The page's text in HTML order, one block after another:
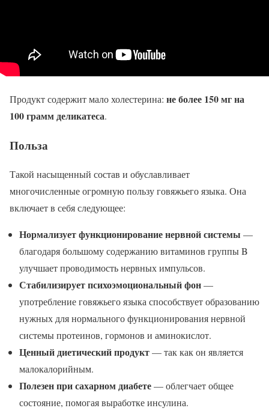
Продукт содержит мало холестерина: не более 150 мг на
100 грамм деликатеса.
Польза
Такой насыщенный состав и обуславливает
многочисленные огромную пользу говяжьего языка. Она
включает в себя следующее:
Нормализует функционирование нервной системы —
благодаря большому содержанию витаминов группы B
улучшает проводимость нервных импульсов.
Стабилизирует психоэмоциональный фон—
употребление говяжьего языка способствует образованию
нужных для нормального функционирования нервной
системы протеинов, гормонов и аминокислот.
Ценный диетический продукт— так как он является
малокалорийным.
Полезен при сахарном диабете— облегчает общее
состояние, помогая выработке инсулина.